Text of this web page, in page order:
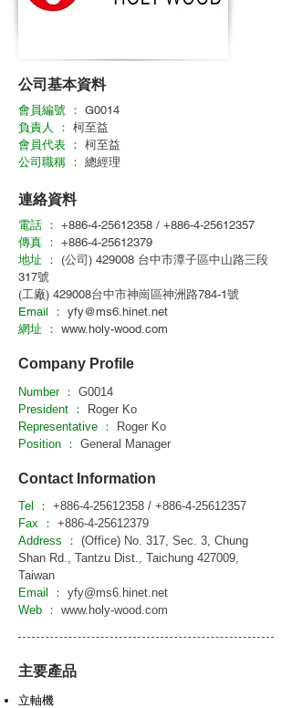
公司基本資料
會員編號 ： G0014
負責人 ： 柯至益
會員代表 ： 柯至益
公司職稱 ： 總經理
連絡資料
電話 ： +886-4-25612358 / +886-4-25612357
傳真 ： +886-4-25612379
地址 ： (公司) 429008 台中市潭子區中山路三段
317號
(工廠) 429008台中市神崗區神洲路784-1號
Email ： yfy@ms6.hinet.net
網址 ： www.holy-wood.com
Company Profile
Number ： G0014
President ：
Roger Ko
Representative ：
Roger Ko
Position ： General Manager
Contact Information
Tel ： +886-4-25612358 / +886-4-25612357
Fax ： +886-4-25612379
Address ： (Office) No. 317, Sec. 3, Chung
Shan Rd., Tantzu Dist., Taichung 427009,
Taiwan
Email ： yfy@ms6.hinet.net
Web ： www.holy-wood.com
主要產品
立軸機